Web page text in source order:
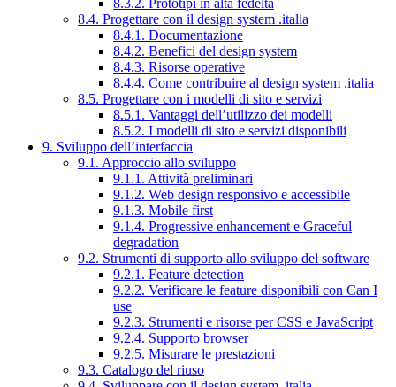
8.4. Progettare con il design system .italia
8.4.1. Documentazione
8.4.2. Benefici del design system
8.4.3. Risorse operative
8.4.4. Come contribuire al design system .italia
8.5. Progettare con i modelli di sito e servizi
8.5.1. Vantaggi dell’utilizzo dei modelli
8.5.2. I modelli di sito e servizi disponibili
9. Sviluppo dell’interfaccia
9.1. Approccio allo sviluppo
9.1.1. Attività preliminari
9.1.2. Web design responsivo e accessibile
9.1.3. Mobile first
9.1.4. Progressive enhancement e Graceful
degradation
9.2. Strumenti di supporto allo sviluppo del software
9.2.1. Feature detection
9.2.2. Verificare le feature disponibili con Can I
use
9.2.3. Strumenti e risorse per CSS e JavaScript
9.2.4. Supporto browser
9.2.5. Misurare le prestazioni
9.3. Catalogo del riuso